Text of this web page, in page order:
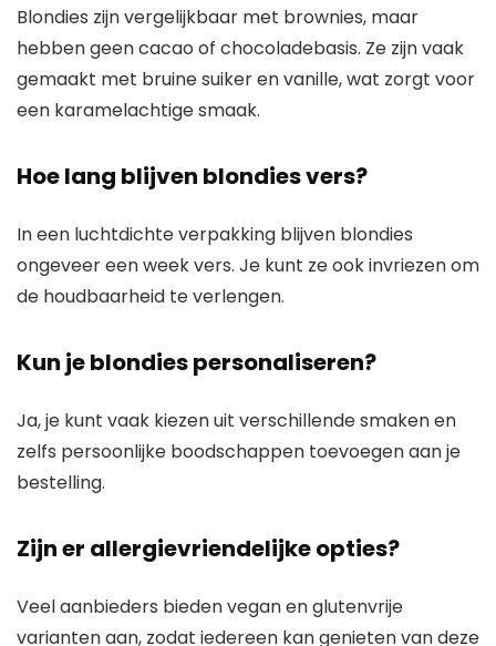
Blondies zijn vergelijkbaar met brownies, maar
hebben geen cacao of chocoladebasis. Ze zijn vaak
gemaakt met bruine suiker en vanille, wat zorgt voor
een karamelachtige smaak.
Hoe lang blijven blondies vers?
In een luchtdichte verpakking blijven blondies
ongeveer een week vers. Je kunt ze ook invriezen om
de houdbaarheid te verlengen.
Kun je blondies personaliseren?
Ja, je kunt vaak kiezen uit verschillende smaken en
zelfs persoonlijke boodschappen toevoegen aan je
bestelling.
Zijn er allergievriendelijke opties?
Veel aanbieders bieden vegan en glutenvrije
varianten aan, zodat iedereen kan genieten van deze